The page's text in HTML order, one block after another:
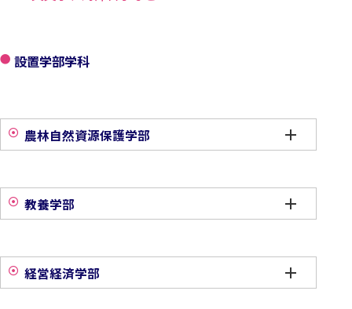
設置学部学科
農林自然資源保護学部
教養学部
経営経済学部